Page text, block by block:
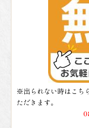
※出られない時はこち
ただきます。